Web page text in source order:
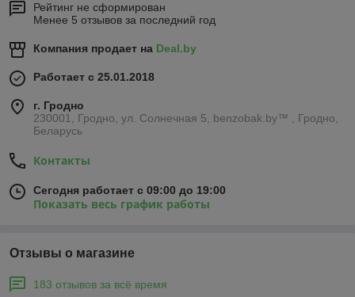
Рейтинг не сформирован
Менее 5 отзывов за последний год
Компания продает на Deal.by
Работает с 25.01.2018
г. Гродно
230001, Гродно, ул. Солнечная 5, benzobak.by™ , Гродно,
Беларусь
Контакты
Сегодня работает с 09:00 до 19:00
Показать весь график работы
Отзывы о магазине
183 отзывов за всё время